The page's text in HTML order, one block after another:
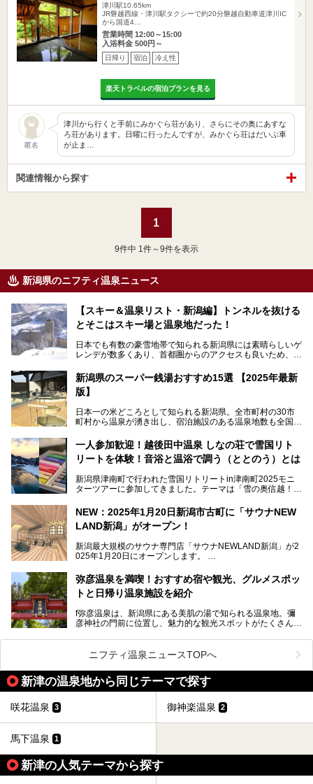
津川駅10.65km
JR磐越西線・津川駅タクシーで約20分磐越自動車道津川IC
から国道4…
営業時間 12:00～15:00
入浴料金 500円～
日帰り 宿泊 冷え性
楽天トラベルの宿泊プランを見る
匿名
津川から行くと手前にみかぐら荘があり、さらにその奥にあすな
ろ荘があります。日曜に行ったんですが、みかぐら荘はだいぶ車
が止ま…
関連情報から探す
1
9件中 1件～9件を表示
新潟県のニフティ温泉ニュース
【スキー＆温泉リスト・新潟編】トンネルを抜ける
とそこはスキー場と温泉地だった！
日本でも有数の豪雪地帯で知られる新潟県には素晴らしいゲ
レンデが数多くあり、首都圏からのアクセスも良いため、関
た全域にわたって月岡、赤倉、松之山、燕、妙高、岩室など
など、古くは文豪にも愛された歴史ある老舗温泉地が多いこ
とで知られています。
めに訪れたい、新潟県内にあるスキー場そばの温泉地をまと
めました。
新潟県のスーパー銭湯おすすめ15選 【2025年最新
版】
日本一の米どころとして知られる新潟県。全市町村の30市
町村から温泉が湧き出し、宿泊施設のある温泉地数も全国有
温泉が利用ができる宿泊施設も多く、スーパー銭湯も多彩な
サービスを提供する施設がいろいろ。
観光やレジャーに温泉を組み合わせれば、旅はさらに充実し
します。
一人参加歓迎！越後田中温泉 しなの荘で雪国リト
リートを体験！音浴と温浴で調う（ととのう）とは
新潟県津南町で行われた雪国リトリートin津南町2025モニ
ターツアーに参加してきました。テーマは「雪の奥信越！音
温泉ライターとして「温浴」は頻繁に体験していますが、
「音浴」とは果たしてどんな体験なのでしょう？とても気に
なお、宿泊した温泉は日帰り入浴もできる秘湯「越後田中温
泉 しなの荘」です。こちらについても詳しく紹介します。
提供元：一般社団法人 雪国観光舎【PR】
す。
NEW：2025年1月20日新潟市古町に「サウナNEW
LAND新潟」がオープン！
新潟最大規模のサウナ専門店「サウナNEWLAND新潟」が2
025年1月20日にオープンします。
街に再び笑顔と賑わいを取り戻し、新たなランドマークとし
て地域活性化を目指します。
サウナ室のテーマは「海賊船」‥⁉ ユニークなサウナ室を
弥彦温泉を満喫！おすすめ宿や観光、グルメスポッ
トと日帰り温泉施設を紹介
f弥彦温泉は、新潟県にある美肌の湯で知られる温泉地。彌
彦神社の門前に位置し、魅力的な観光スポットがたくさんあ
この記事では、弥彦温泉の宿泊に最適なおすすめ宿や、日帰
り施設、グルメスポット、弥彦の自然を堪能できる観光スポ
ットをご紹介します。初めての弥彦温泉旅行を計画している
方に向けて、弥彦温泉の魅力を存分にお伝えしますので、ぜ
ひ参考にしてみてくださいね！
ニフティ温泉ニュースTOPへ
新津の温泉地から同じテーマで探す
咲花温泉 3 御神楽温泉 2
馬下温泉 1
新津の人気テーマから探す